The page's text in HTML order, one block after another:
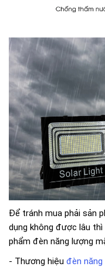
Để tránh mua phải sản
dụng không được lâu thì
phẩm đèn năng lượng
- Thương hiệu đèn